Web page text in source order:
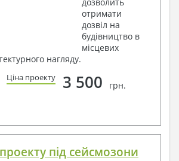
отримати
дозвіл на
будівництво в
місцевих
нагляду.
Ціна проекту 3 500 грн.
під сейсмозони